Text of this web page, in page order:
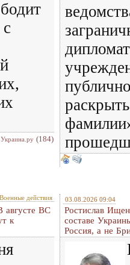
Украина.ру (184)
Военные действия
августе ВС
к
03.08.2026 09:04
Ростислав
составе
Россия, а не